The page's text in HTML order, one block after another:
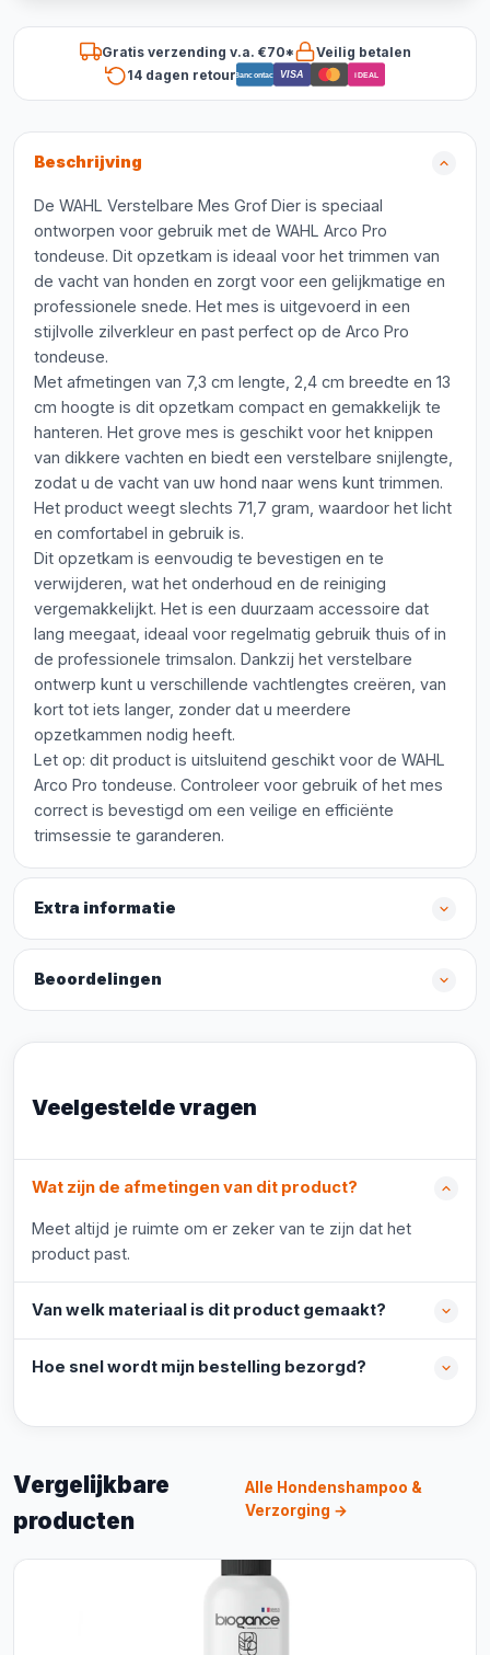
Gratis verzending v.a. €70*
Veilig betalen
14 dagen retourBancontact VISA iDEAL
Beschrijving
De WAHL Verstelbare Mes Grof Dier is speciaal
ontworpen voor gebruik met de WAHL Arco Pro
tondeuse. Dit opzetkam is ideaal voor het trimmen van
de vacht van honden en zorgt voor een gelijkmatige en
professionele snede. Het mes is uitgevoerd in een
stijlvolle zilverkleur en past perfect op de Arco Pro
tondeuse.
Met afmetingen van 7,3 cm lengte, 2,4 cm breedte en 13
cm hoogte is dit opzetkam compact en gemakkelijk te
hanteren. Het grove mes is geschikt voor het knippen
van dikkere vachten en biedt een verstelbare snijlengte,
zodat u de vacht van uw hond naar wens kunt trimmen.
Het product weegt slechts 71,7 gram, waardoor het licht
en comfortabel in gebruik is.
Dit opzetkam is eenvoudig te bevestigen en te
verwijderen, wat het onderhoud en de reiniging
vergemakkelijkt. Het is een duurzaam accessoire dat
lang meegaat, ideaal voor regelmatig gebruik thuis of in
de professionele trimsalon. Dankzij het verstelbare
ontwerp kunt u verschillende vachtlengtes creëren, van
kort tot iets langer, zonder dat u meerdere
opzetkammen nodig heeft.
Let op: dit product is uitsluitend geschikt voor de WAHL
Arco Pro tondeuse. Controleer voor gebruik of het mes
correct is bevestigd om een veilige en efficiënte
trimsessie te garanderen.
Extra informatie
Beoordelingen
Veelgestelde vragen
Wat zijn de afmetingen van dit product?
Meet altijd je ruimte om er zeker van te zijn dat het
product past.
Van welk materiaal is dit product gemaakt?
Hoe snel wordt mijn bestelling bezorgd?
Vergelijkbare
producten
Alle Hondenshampoo &
Verzorging →